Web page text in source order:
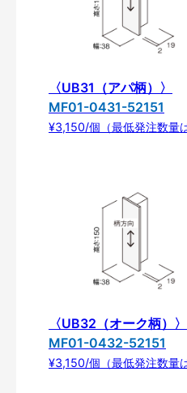
〈UB31（アパ柄）〉
MF01-0431-52151
¥3,150/個（最低発注数量
〈UB32（オーク柄）〉
MF01-0432-52151
¥3,150/個（最低発注数量